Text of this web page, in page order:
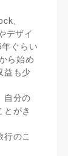
、
デザイ
ぐらい
ら始め
益も少
自分の
がき
のこ